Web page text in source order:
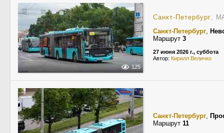
125
Санкт-Петербург,
Санкт-Петербург,
Маршрут 3
27 июня 2026 г., суббота
Автор: Кирилл Величко
Санкт-Петербург,
Маршрут 11